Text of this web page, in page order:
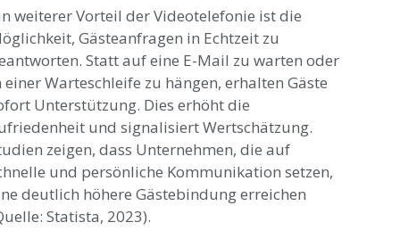
weiterer Vorteil der Videotelefonie ist die
Gästeanfragen in Echtzeit zu
Statt auf eine E-Mail zu warten oder
einer Warteschleife zu hängen, erhalten Gäste
Unterstützung. Dies erhöht die
und signalisiert Wertschätzung.
zeigen, dass Unternehmen, die auf
und persönliche Kommunikation setzen,
deutlich höhere Gästebindung erreichen
Statista, 2023).